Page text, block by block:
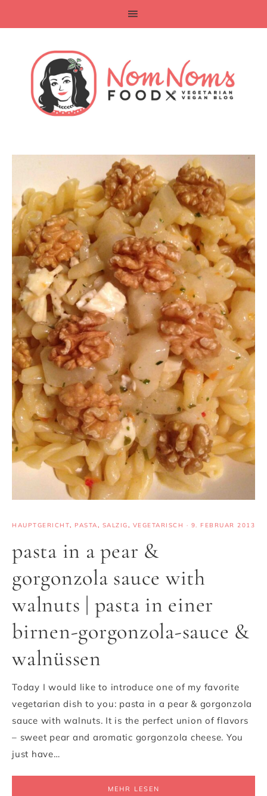
HAUPTGERICHT, PASTA, SALZIG, VEGETARISCH · 9. FEBRUAR 2013
pasta in a pear &
gorgonzola sauce with
walnuts | pasta in einer
birnen-gorgonzola-sauce &
walnüssen
Today I would like to introduce one of my favorite
vegetarian dish to you: pasta in a pear & gorgonzola
sauce with walnuts. It is the perfect union of flavors
– sweet pear and aromatic gorgonzola cheese. You
just have…
MEHR LESEN